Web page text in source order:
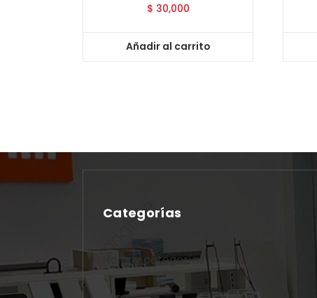
$ 30,000
Añadir al carrito
Categorías
No hay categorías